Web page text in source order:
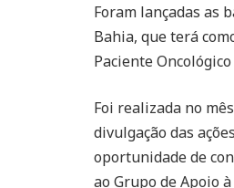
Foram lançadas as
Bahia, que terá
Paciente Oncológico
Foi realizada no
divulgação das
oportunidade de
ao Grupo de Apoio